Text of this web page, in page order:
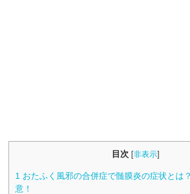
目次 [非表示]
1 おたふく風邪の合併症で髄膜炎の症状とは
意！